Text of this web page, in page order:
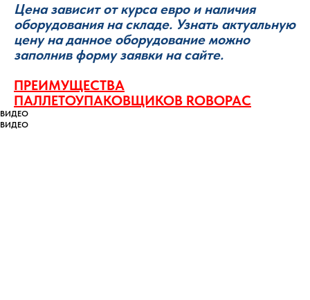
Цена зависит от курса евро и наличия
оборудования на складе. Узнать актуальную
цену на данное оборудование можно
заполнив форму заявки на сайте.
ПРЕИМУЩЕСТВА
ПАЛЛЕТОУПАКОВЩИКОВ ROBOPAC
ВИДЕО
ВИДЕО